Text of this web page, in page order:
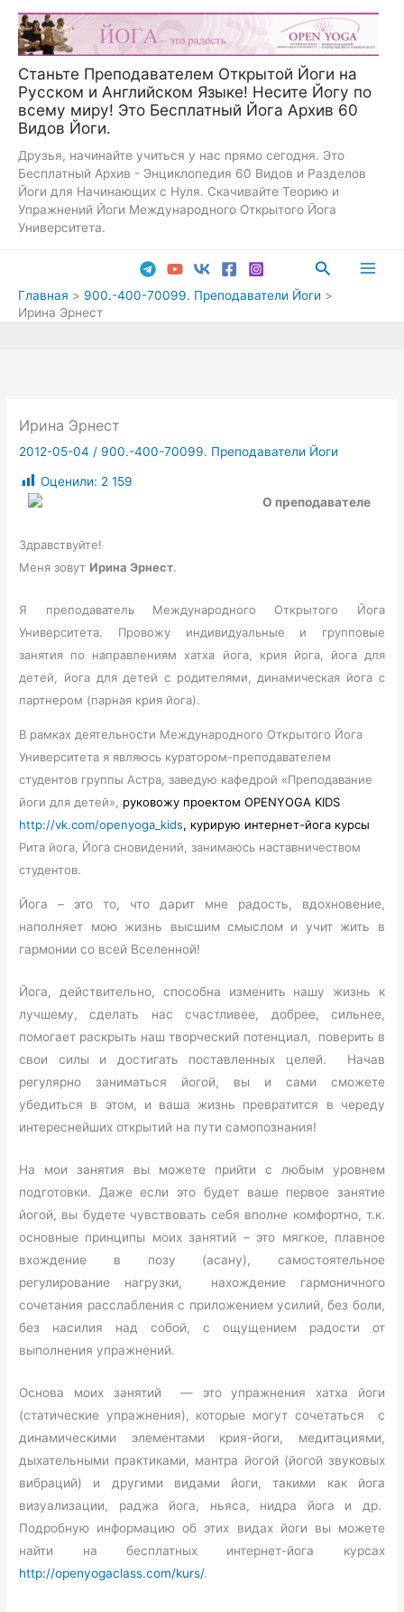
Перейти
содержимому
Станьте Преподавателем Открытой Йоги на
Русском и Английском Языке! Несите Йогу по
всему миру! Это Бесплатный Йога Архив 60
Видов Йоги.
Друзья, начинайте учиться у нас прямо сегодня. Это
Бесплатный Архив - Энциклопедия 60 Видов и Разделов
Йоги для Начинающих с Нуля. Скачивайте Теорию и
Упражнений Йоги Международного Открытого Йога
Университета.
Поиск
Главная
900.-400-70099. Преподаватели Йоги
Ирина Эрнест
Ирина Эрнест
2012-05-04 / 900.-400-70099. Преподаватели Йоги
Оценили: 2 159
О преподавателе
Здравствуйте!
Меня зовут Ирина Эрнест.
Я преподаватель Международного Открытого Йога
Университета. Провожу индивидуальные и групповые
занятия по направлениям хатха йога, крия йога, йога для
детей, йога для детей с родителями, динамическая йога с
партнером (парная крия йога).
В рамках деятельности Международного Открытого Йога
Университета я являюсь куратором-преподавателем
студентов группы Астра, заведую кафедрой «Преподавание
йоги для детей», руковожу проектомOPENYOGA KIDS
http://vk.com/openyoga kids, курирую интернет-йога курсы
Рита йога, Йога сновидений, занимаюсь наставничеством
студентов.
Йога – это то, что дарит мне радость, вдохновение,
наполняет мою жизнь высшим смыслом и учит жить в
гармонии со всей Вселенной!
Йога, действительно, способна изменить нашу жизнь к
лучшему, сделать нас счастливее, добрее, сильнее,
помогает раскрыть наш творческий потенциал, поверить в
свои силы и достигать поставленных целей. Начав
регулярно заниматься йогой, вы и сами сможете
убедиться в этом, и ваша жизнь превратится в череду
интереснейших открытий на пути самопознания!
На мои занятия вы можете прийти с любым уровнем
подготовки. Даже если это будет ваше первое занятие
йогой, вы будете чувствовать себя вполне комфортно, т.к.
основные принципы моих занятий – это мягкое, плавное
вхождение в позу (асану), самостоятельное
регулирование нагрузки, нахождение гармоничного
сочетания расслабления с приложением усилий, без боли,
без насилия над собой, с ощущением радости от
выполнения упражнений.
Основа моих занятий — это упражнения хатха йоги
(статические упражнения), которые могут сочетаться с
динамическими элементами крия-йоги, медитациями,
дыхательными практиками, мантра йогой (йогой звуковых
вибраций) и другими видами йоги, такими как йога
визуализации, раджа йога, ньяса, нидра йога и др.
Подробную информацию об этих видах йоги вы можете
найти на бесплатных интернет-йога курсах
http://openyogaclass.com/kurs/.